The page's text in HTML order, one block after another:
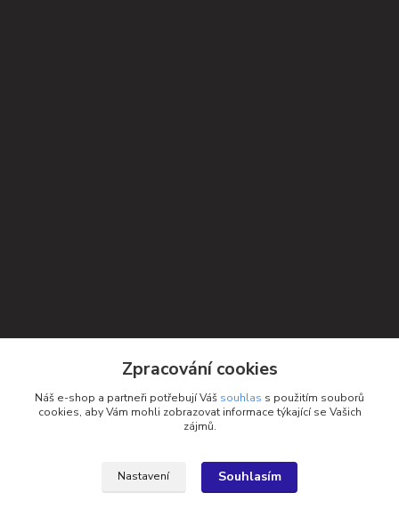
+420 732 552 122
Zpracování cookies
Náš e-shop a partneři potřebují Váš souhlas s použitím souborů
cookies, aby Vám mohli zobrazovat informace týkající se Vašich
zájmů.
Nastavení Souhlasím